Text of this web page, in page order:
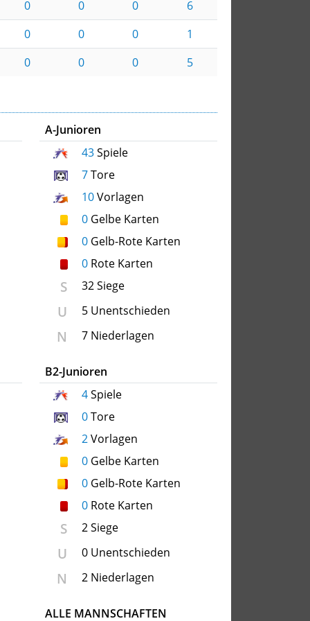
0 0 0
6
0
0 0
1
0
0 0 5
A-Junioren
43Spiele
7Tore
10Vorlagen
0Gelbe Karten
0Gelb-Rote Karten
0Rote Karten
S 32 Siege
U 5 Unentschieden
N 7 Niederlagen
B2-Junioren
4Spiele
0Tore
2Vorlagen
0Gelbe Karten
0Gelb-Rote Karten
0Rote Karten
S 2 Siege
U 0 Unentschieden
N 2 Niederlagen
ALLE MANNSCHAFTEN